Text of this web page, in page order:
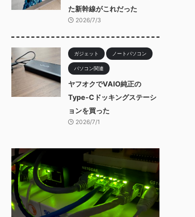
た新幹線がこれだった
2026/7/3
ガジェット ノートパソコン
パソコン関連
ヤフオクでVAIO純正の
Type-Cドッキングステーシ
ョンを買った
2026/7/1